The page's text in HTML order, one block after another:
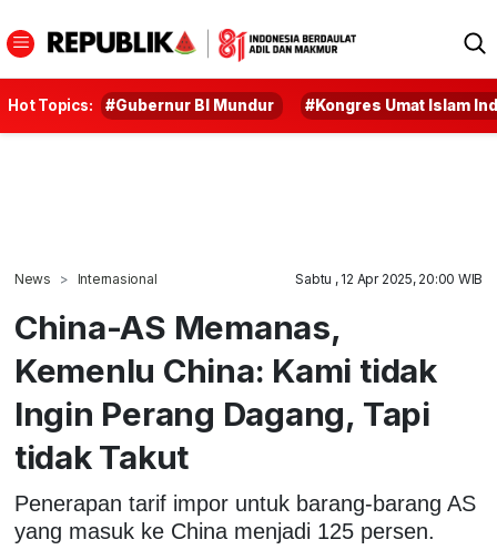
Hot Topics: #Gubernur BI Mundur #Kongres Umat Islam
News Internasional Sabtu , 12 Apr 2025, 20:00 WIB
China-AS Memanas,
Kemenlu China: Kami tidak
Ingin Perang Dagang, Tapi
tidak Takut
Penerapan tarif impor untuk barang-barang AS
yang masuk ke China menjadi 125 persen.